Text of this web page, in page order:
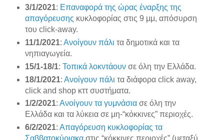
3/1/2021: Επαναφορά της ώρας έναρξης της
απαγόρευσης κυκλοφορίας στις 9 μμ, απόσυρση
του click-away.
11/1/2021: Ανοίγουν πάλι τα δημοτικά και τα
νηπιαγωγεία.
15/1-18/1: Τοπικά λοκντάουνσε όλη την Ελλάδα.
18/1/2021: Ανοίγουν πάλι τα διάφορα click away,
click and shop κττ συστήματα.
1/2/2021: Ανοίγουν τα γυμνάσιασε όλη την
Ελλάδα και τα λύκεια σε μη-“κόκκινες” περιοχές.
6/2/2021: Απαγόρευση κυκλοφορίας τα